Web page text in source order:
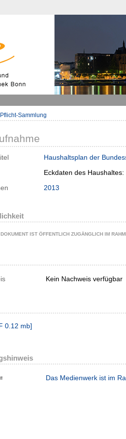
Sammlung
Haushaltsplan der
Eckdaten des Haushaltes:
2013
IST ÖFFENTLICH ZUGÄNGLICH IM
Kein Nachweis verfügbar
0.12 mb]
Das Medienwerk ist im